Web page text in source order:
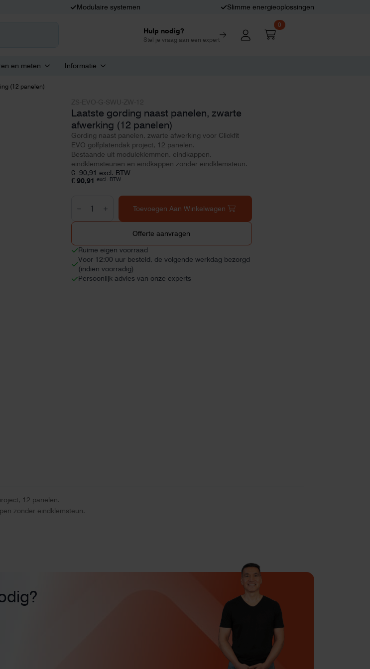
Modulaire systemen Slimme energieoplossingen
Hulp nodig?
Stel je vraag aan een expert
0
en meten Informatie
(12 panelen)
Laatste gording naast panelen, zwarte
afwerking (12 panelen)
Gording naast panelen, zwarte afwerking voor Clickfit
EVO golfplatendak project, 12 panelen.
Bestaande uit moduleklemmen, eindkappen,
eindklemsteunen en eindkappen zonder eindklemsteun.
€ 90,91 excl. BTW
€90,91 excl. BTW
gording
panelen,
(12
panelen)
aantal
Toevoegen Aan Winkelwagen
Offerte aanvragen
Ruime eigen voorraad
Voor 12:00 uur besteld, de volgende werkdag bezorgd
(indien voorradig)
Persoonlijk advies van onze experts
12 panelen.
zonder eindklemsteun.